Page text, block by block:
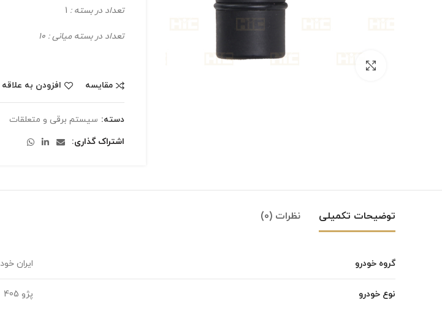
تعداد در بسته :
تعداد در بسته میانی : 10
مقایسه افزودن به
دسته: سیستم برقی و متعلقات
اشتراک گذاری
توضیحات تکمیلی نظرات (0)
گروه خودرو ایران
نوع خودرو پژو 405